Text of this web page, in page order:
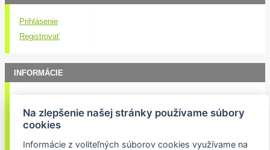
Prihlásenie
Registrovať
INFORMÁCIE
Obchodné podmienky
Kontakt
Doručenie nákupu
Na zlepšenie našej stránky používame súbory
cookies
Informácie z voliteľných súborov cookies využívame na